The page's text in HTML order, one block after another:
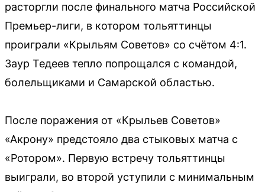
расторгли после финального матча Российской
Премьер-лиги, в котором тольяттинцы
проиграли «Крыльям Советов» со счётом 4:1.
Заур Тедеев тепло попрощался с командой,
болельщиками и Самарской областью.
После поражения от «Крыльев Советов»
«Акрону» предстояло два стыковых матча с
«Ротором». Первую встречу тольяттинцы
выиграли, во второй уступили с минимальным